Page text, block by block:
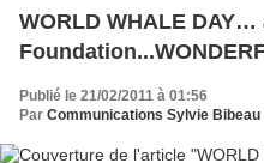
WORLD WHALE
Publié le 21/02/2011 à 01:56
Par Communications Sylvie Bibeau